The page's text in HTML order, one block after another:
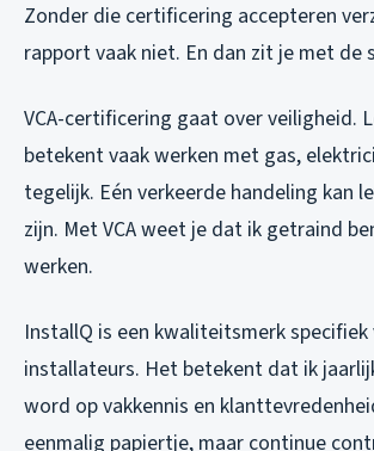
Zonder die certificering accepteren
rapport vaak niet. En dan zit je met de
VCA-certificering gaat over veiligheid.
betekent vaak werken met gas,
tegelijk. Eén verkeerde handeling kan
zijn. Met VCA weet je dat ik getraind
werken.
InstallQ is een kwaliteitsmerk
installateurs. Het betekent dat ik
word op vakkennis en
eenmalig papiertje, maar continue